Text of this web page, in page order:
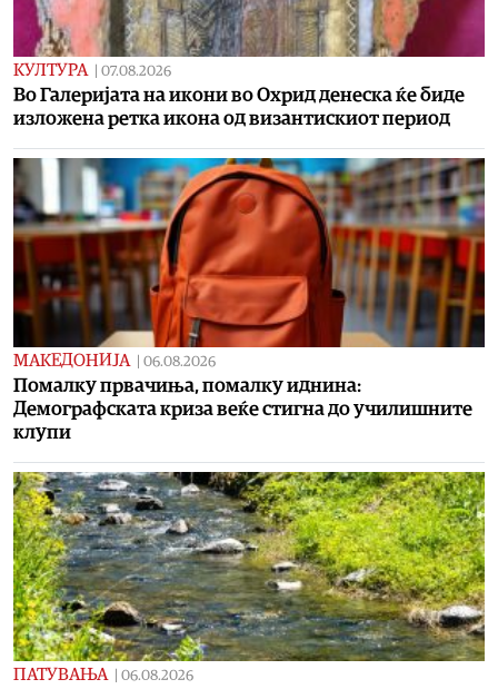
КУЛТУРА 07.08.2026
Во Галеријата на икони во Охрид денеска ќе биде
изложена ретка икона од византискиот период
МАКЕДОНИЈА 06.08.2026
Помалку првачиња, помалку иднина:
Демографската криза веќе стигна до училишните
клупи
ПАТУВАЊА 06.08.2026